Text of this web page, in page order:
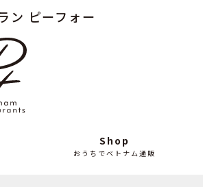
ン ピーフォー
の
ス
み
Shop
おうちでベトナム通販